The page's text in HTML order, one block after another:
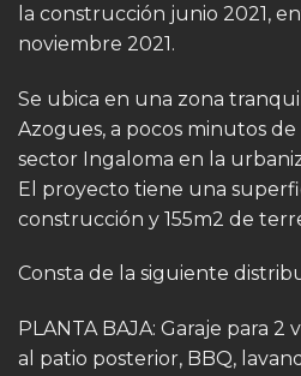
la construcción junio 2021,
noviembre 2021.
Se ubica en una zona
Azogues, a pocos minutos de
sector Ingaloma en la
El proyecto tiene una
construcción y 155m2 de
Consta de la siguiente
PLANTA BAJA: Garaje para 2
al patio posterior, BBQ,